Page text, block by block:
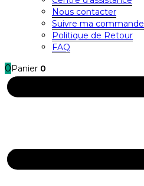
Nous contacter
Suivre ma commande
Politique de Retour
FAQ
0 Panier 0